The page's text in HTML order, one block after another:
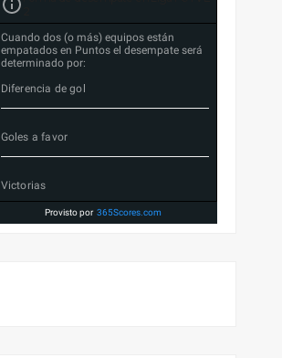
Cuando dos (o más) equipos están
empatados en Puntos el desempate será
determinado por:
Diferencia de gol
Goles a favor
Victorias
Provisto por 365Scores.com